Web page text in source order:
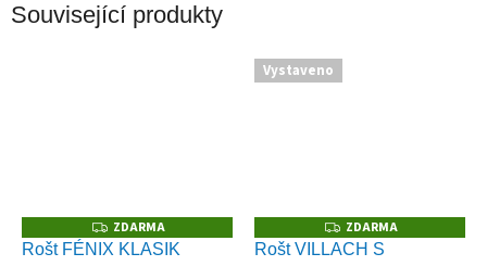
Související produkty
Z
D
A
ZDARMA
Rošt FÉNIX KLASIK
Vystaveno
Z
D
A
ZDARMA
Rošt VILLACH S